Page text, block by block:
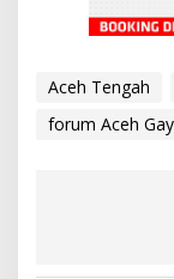
Aceh Tengah
forum Aceh